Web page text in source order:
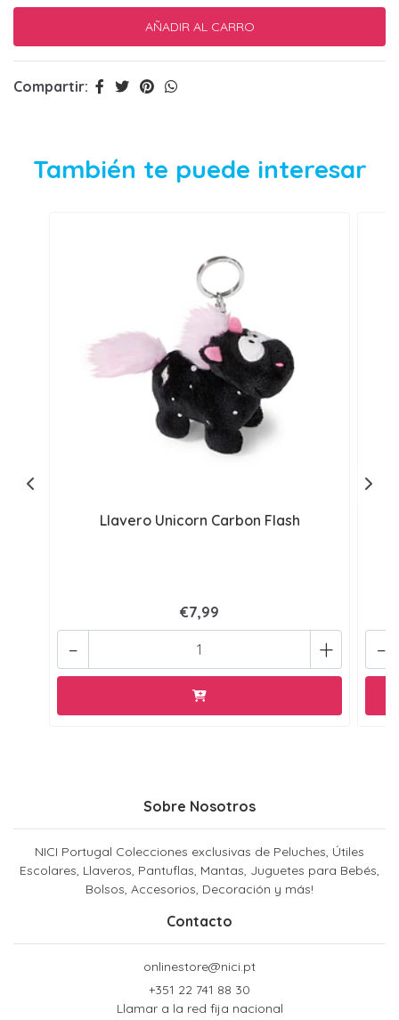
Compartir:
También te puede interesar
Llavero Unicorn Carbon Flash
€7,99
+
- -
Sobre Nosotros
NICI Portugal Colecciones exclusivas de Peluches, Útiles
Escolares, Llaveros, Pantuflas, Mantas, Juguetes para Bebés,
Bolsos, Accesorios, Decoración y más!
Contacto
onlinestore@nici.pt
+351 22 741 88 30
Llamar a la red fija nacional